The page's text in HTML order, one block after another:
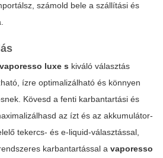
számold bele a szállítási és
vaporesso luxe s kiváló választás
ízre optimalizálható és könnyen
Kövesd a fenti karbantartási és
az ízt és az akkumulátor-
tekercs- és e-liquid-választással,
karbantartással a vaporesso